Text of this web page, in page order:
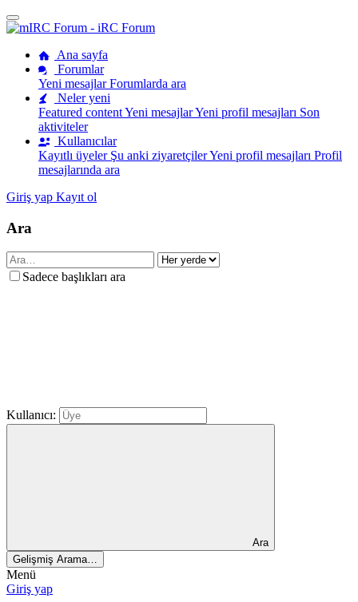
Ana sayfa
Forumlar
Yeni mesajlarForumlarda ara
Neler yeni
Featured contentYeni mesajlarYeni profil mesajları Son
aktiviteler
Kullanıcılar
Kayıtlı üyeler Şu anki ziyaretçilerYeni profil mesajları Profil
mesajlarında ara
Giriş yap Kayıt ol
Ara
Sadece başlıkları ara
Kullanıcı:
Ara
Gelişmiş Arama…
Menü
Giriş yap